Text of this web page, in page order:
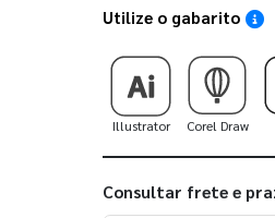
Utilize o gabarito
Illustrator Corel Draw
Consultar frete e